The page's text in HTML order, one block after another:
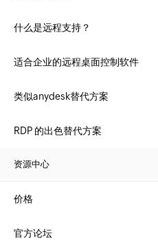
什么是远程支持？
适合企业的远程桌面控制软件
类似anydesk替代方案
RDP 的出色替代方案
资源中心
价格
官方论坛